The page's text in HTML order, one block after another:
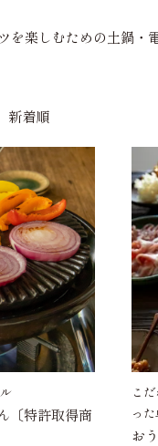
を楽しむための土鍋・
新着順
〔特許取得商
こ
っ
お